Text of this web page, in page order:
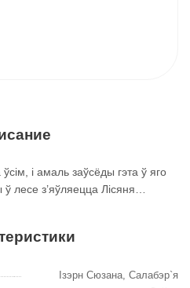
і амаль заўсёды гэта ў яго
лесе з’яўляецца Лісяня…
Ізэрн Сюзана, Салабэр`я